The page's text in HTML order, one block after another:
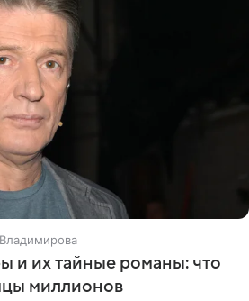
и их тайные романы: что
миллионов